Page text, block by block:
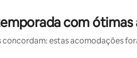
com ótimas
concordam: estas acomodações